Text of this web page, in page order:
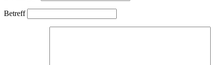
Betreff